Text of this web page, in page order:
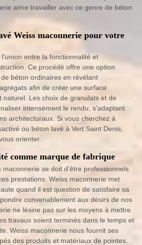
aime travailler avec ce genre de béton
Weiss maconnerie pour votre
entre la fonctionnalité et
Ce procédé offre une option
béton ordinaires en révélant
afin de créer une surface
naturel. Les choix de granulats et de
intensément le rendu, s'adaptant
architecturaux. Si vous cherchez à
ou béton lavé à Vert Saint Denis,
orienter.
comme marque de fabrique
maconnerie se doit d'être professionnels
prestations. Weiss maconnerie met
quand il est question de satisfaire sa
convenablement aux désirs de nos
ne lésine pas sur les moyens à mettre
travaux soient terminés dans le temps et
Weiss maconnerie nous fournit ses
des produits et matériaux de pointes.